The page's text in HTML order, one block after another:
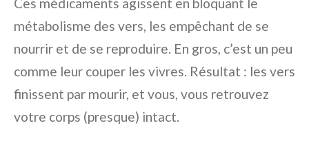
métabolisme des vers, les empêchant de se
nourrir et de se reproduire. En gros, c’est un peu
comme leur couper les vivres. Résultat : les vers
finissent par mourir, et vous, vous retrouvez
votre corps (presque) intact.